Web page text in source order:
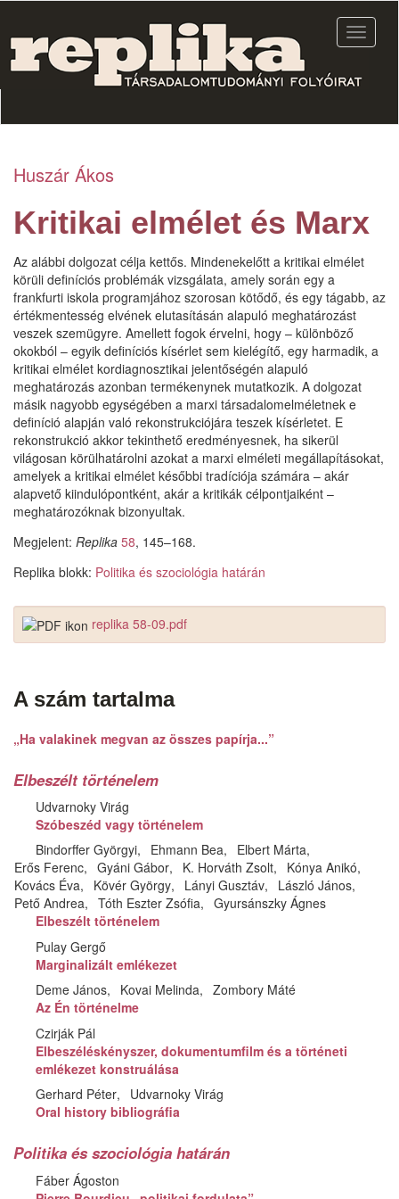
tartalomra
Huszár Ákos
Kritikai elmélet és Marx
Az alábbi dolgozat célja kettős. Mindenekelőtt a kritikai elmélet
körüli definíciós problémák vizsgálata, amely során egy a
frankfurti iskola programjához szorosan kötődő, és egy tágabb, az
értékmentesség elvének elutasításán alapuló meghatározást
veszek szemügyre. Amellett fogok érvelni, hogy – különböző
okokból – egyik definíciós kísérlet sem kielégítő, egy harmadik, a
kritikai elmélet kordiagnosztikai jelentőségén alapuló
meghatározás azonban termékenynek mutatkozik. A dolgozat
másik nagyobb egységében a marxi társadalomelméletnek e
definíció alapján való rekonstrukciójára teszek kísérletet. E
rekonstrukció akkor tekinthető eredményesnek, ha sikerül
világosan körülhatárolni azokat a marxi elméleti megállapításokat,
amelyek a kritikai elmélet későbbi tradíciója számára – akár
alapvető kiindulópontként, akár a kritikák célpontjaiként –
meghatározóknak bizonyultak.
Megjelent: Replika 58, 145–168.
Replika blokk: Politika és szociológia határán
replika 58-09.pdf
A szám tartalma
„Ha valakinek megvan az összes papírja...”
Elbeszélt történelem
Udvarnoky Virág
Szóbeszéd vagy történelem
Bindorffer Györgyi
Ehmann Bea
Elbert Márta
Erős Ferenc
Gyáni Gábor K. Horváth Zsolt
Kónya Anikó
Kovács Éva
Kövér György Lányi Gusztáv
László János
Pető Andrea
Tóth Eszter Zsófia
Gyursánszky Ágnes
Elbeszélt történelem
Pulay Gergő
Marginalizált emlékezet
Deme János
Kovai Melinda
Zombory Máté
Az Én történelme
Czirják Pál
Elbeszéléskényszer, dokumentumfilm és a történeti
emlékezet konstruálása
Gerhard Péter
Udvarnoky Virág
Oral history bibliográfia
Politika és szociológia határán
Fáber Ágoston